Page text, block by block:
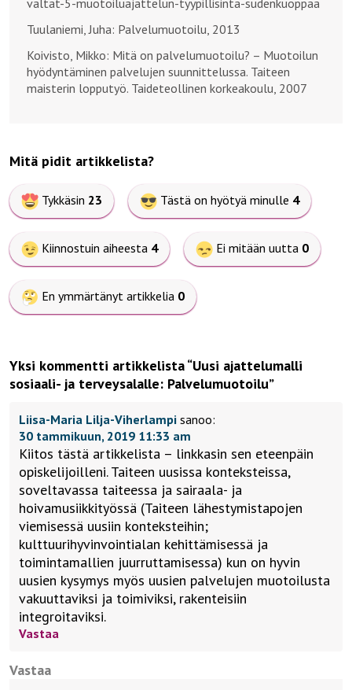
valtat-5-muotoiluajattelun-tyypillisinta-sudenkuoppaa
Tuulaniemi, Juha: Palvelumuotoilu, 2013
Koivisto, Mikko: Mitä on palvelumuotoilu? – Muotoilun
hyödyntäminen palvelujen suunnittelussa. Taiteen
maisterin lopputyö. Taideteollinen korkeakoulu, 2007
Mitä pidit artikkelista?
Tykkäsin 23 Tästä on hyötyä minulle 4
Kiinnostuin aiheesta 4 Ei mitään uutta 0
En ymmärtänyt artikkelia 0
Yksi kommentti artikkelista “Uusi ajattelumalli
sosiaali- ja terveysalalle: Palvelumuotoilu”
Liisa-Maria Lilja-Viherlampi sanoo:
30 tammikuun, 2019 11:33 am
Kiitos tästä artikkelista – linkkasin sen eteenpäin
opiskelijoilleni. Taiteen uusissa konteksteissa,
soveltavassa taiteessa ja sairaala- ja
hoivamusiikkityössä (Taiteen lähestymistapojen
viemisessä uusiin konteksteihin;
kulttuurihyvinvointialan kehittämisessä ja
toimintamallien juurruttamisessa) kun on hyvin
uusien kysymys myös uusien palvelujen muotoilusta
vakuuttaviksi ja toimiviksi, rakenteisiin
integroitaviksi.
Vastaa
Vastaa